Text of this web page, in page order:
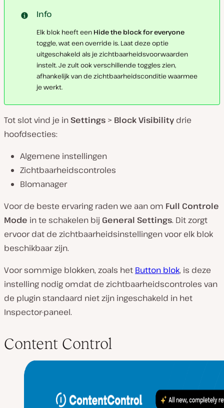
Info
Elk blok heeft een Hide the block for everyone
toggle, wat een override is. Laat deze optie
uitgeschakeld als je zichtbaarheidsvoorwaarden
instelt. Je zult ook verschillende toggles zien,
afhankelijk van de zichtbaarheidsconditie waarmee
je werkt.
Tot slot vind je in Settings > Block Visibility drie
hoofdsecties:
Algemene instellingen
Zichtbaarheidscontroles
Blomanager
Voor de beste ervaring raden we aan om Full Controle
Mode in te schakelen bij General Settings. Dit zorgt
ervoor dat de zichtbaarheidsinstellingen voor elk blok
beschikbaar zijn.
Voor sommige blokken, zoals het Button blok, is deze
instelling nodig omdat de zichtbaarheidscontroles van
de plugin standaard niet zijn ingeschakeld in het
Inspector-paneel.
Content Control